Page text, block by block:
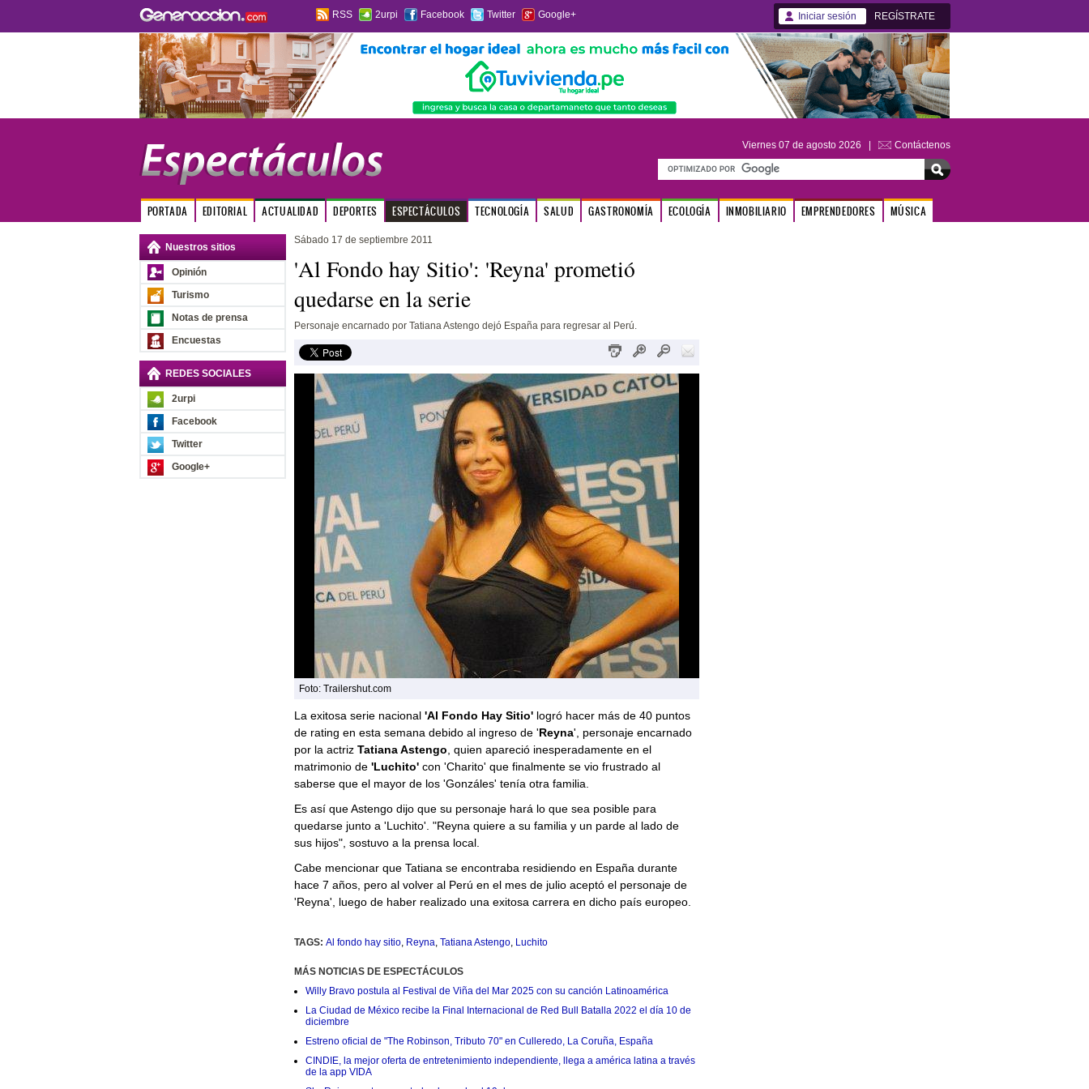
RSS 2urpi Facebook Twitter Google+ Iniciar sesión REGÍSTRATE
Viernes 07 de agosto 2026 | Contáctenos
PORTADA EDITORIAL ACTUALIDAD DEPORTES ESPECTÁCULOS TECNOLOGÍA SALUD GASTRONOMÍA ECOLOGÍA INMOBILIARIO EMPRENDEDORES MÚSICA
Nuestros sitios
Opinión
Turismo
Notas de prensa
Encuestas
REDES SOCIALES
2urpi
Facebook
Twitter
Google+
Sábado 17 de septiembre 2011
'Al Fondo hay Sitio': 'Reyna' prometió
quedarse en la serie
Personaje encarnado por Tatiana Astengo dejó España para regresar al Perú.
Foto: Trailershut.com
La exitosa serie nacional 'Al Fondo Hay Sitio'logró hacer más de 40 puntos
de rating en esta semana debido al ingreso de 'Reyna', personaje encarnado
por la actriz Tatiana Astengo , quien apareció inesperadamente en el
matrimonio de 'Luchito' con 'Charito' que finalmente se vio frustrado al
saberse que el mayor de los 'Gonzáles' tenía otra familia.
Es así que Astengo dijo que su personaje hará lo que sea posible para
quedarse junto a 'Luchito'. "Reyna quiere a su familia y un parde al lado de
sus hijos", sostuvo a la prensa local.
Cabe mencionar que Tatiana se encontraba residiendo en España durante
hace 7 años, pero al volver al Perú en el mes de julio aceptó el personaje de
'Reyna', luego de haber realizado una exitosa carrera en dicho país europeo.
TAGS: Al fondo hay sitio, Reyna, Tatiana Astengo, Luchito
MÁS NOTICIAS DE ESPECTÁCULOS
Willy Bravo postula al Festival de Viña del Mar 2025 con su canción Latinoamérica
La Ciudad de México recibe la Final Internacional de Red Bull Batalla 2022 el día 10 de
diciembre
Estreno oficial de "The Robinson, Tributo 70" en Culleredo, La Coruña, España
CINDIE, la mejor oferta de entretenimiento independiente, llega a américa latina a través
de la app VIDA